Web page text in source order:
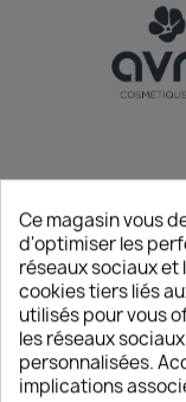
Ce magasin vous
d'optimiser les
réseaux sociaux
cookies tiers liés
utilisés pour vous
les réseaux
personnalisées.
implications